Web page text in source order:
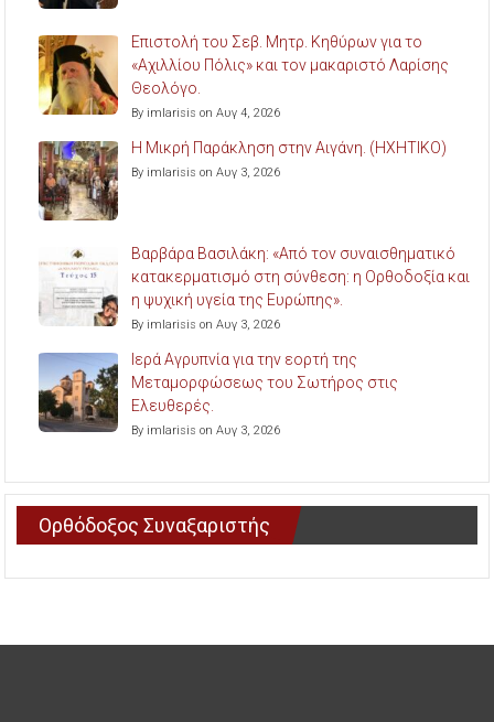
Επιστολή του Σεβ. Μητρ. Κηθύρων για το
«Αχιλλίου Πόλις» και τον μακαριστό Λαρίσης
Θεολόγο.
By imlarisis on Αυγ 4, 2026
Η Μικρή Παράκληση στην Αιγάνη. (ΗΧΗΤΙΚΟ)
By imlarisis on Αυγ 3, 2026
Βαρβάρα Βασιλάκη: «Από τον συναισθηματικό
κατακερματισμό στη σύνθεση: η Ορθοδοξία και
η ψυχική υγεία της Ευρώπης».
By imlarisis on Αυγ 3, 2026
Ιερά Αγρυπνία για την εορτή της
Μεταμορφώσεως του Σωτήρος στις
Ελευθερές.
By imlarisis on Αυγ 3, 2026
Ορθόδοξος Συναξαριστής